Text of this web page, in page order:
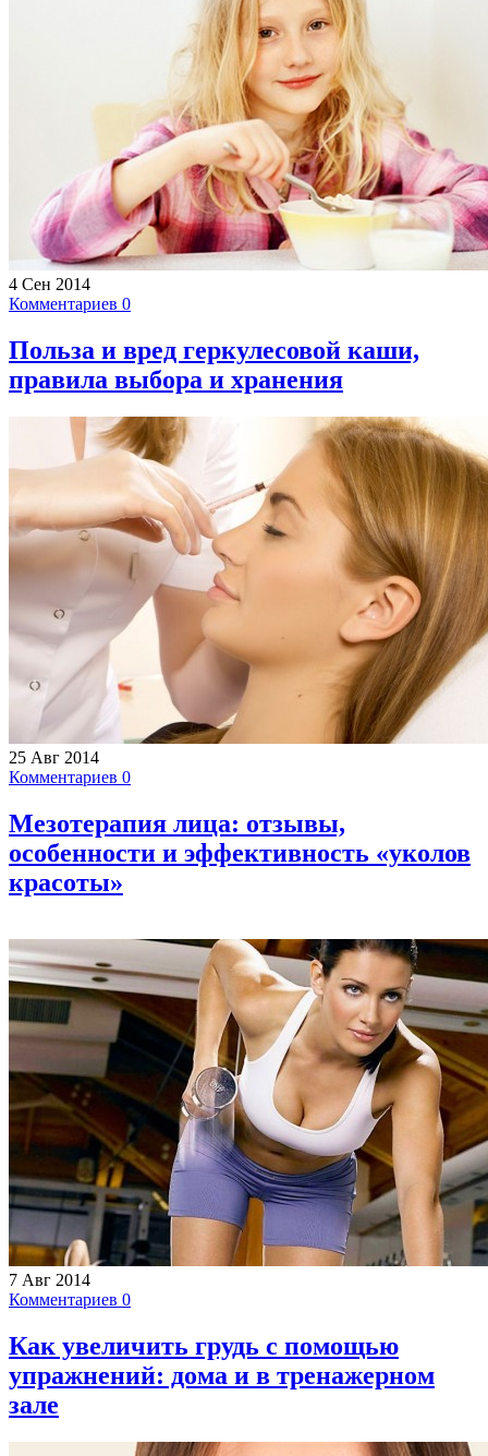
4 Сен 2014
Комментариев 0
Польза и вред геркулесовой каши,
правила выбора и хранения
25 Авг 2014
Комментариев 0
Мезотерапия лица: отзывы,
особенности и эффективность «уколов
красоты»
7 Авг 2014
Комментариев 0
Как увеличить грудь с помощью
упражнений: дома и в тренажерном
зале